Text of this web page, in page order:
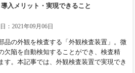
入メリット・実現できること
：2021年09月06日
品の外観を検査する「外観検査装置」。微
欠陥を自動検知することができ、検査精
す。本記事では、外観検査装置で実現でき